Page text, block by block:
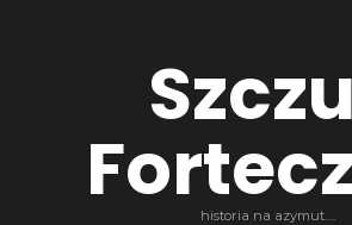
historia na azymut….